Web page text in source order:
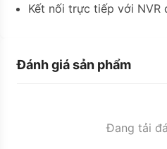
Kết nối trực tiếp với NVR
Đánh giá sản phẩm
Đang tải